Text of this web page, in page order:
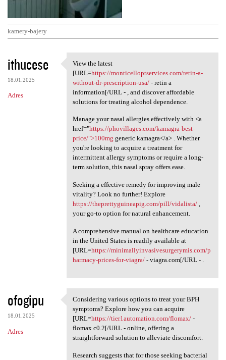
kamery-bajery
K
o
m
e
ithucese
18.01.2025
Adres
View the latest [URL=https:/
View the latest
[URL=https://monticelloptservices.com/retin-a-
without-dr-prescription-usa/- retin a
information[/URL - , and discover affordable
solutions for treating alcohol dependence.
Manage your nasal allergies effectively with <a
href="https://phovillages.com/kamagra-best-
price/">100mg generic kamagra</a> . Whether
you're looking to acquire a treatment for
intermittent allergy symptoms or require a long-
term solution, this nasal spray offers ease.
Seeking a effective remedy for improving male
vitality? Look no further! Explore
https://theprettyguineapig.com/pill/vidalista/,
your go-to option for natural enhancement.
A comprehensive manual on healthcare education
in the United States is readily available at
[URL=https://minimallyinvasivesurgerymis.com/p
harmacy-prices-for-viagra/- viagra.com[/URL - .
ofogipu
18.01.2025
Adres
Considering various options
Considering various options to treat your BPH
symptoms? Explore how you can acquire
[URL=https://tier1automation.com/flomax/-
flomax c0.2[/URL - online, offering a
straightforward solution to alleviate discomfort.
Research suggests that for those seeking bacterial